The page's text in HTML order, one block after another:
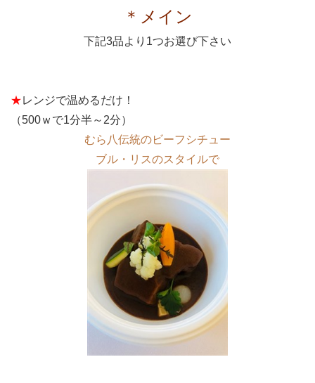
＊メイン
下記3品より1つお選び下さい
★レンジで温めるだけ！
（500ｗで1分半～2分）
むら八伝統のビーフシチュー
ブル・リスのスタイルで